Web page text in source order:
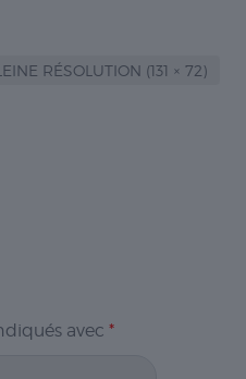
RÉSOLUTION (131 × 72)
avec *